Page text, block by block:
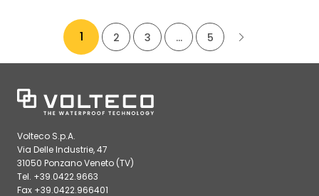
1 2 3 … 5
Volteco S.p.A.
Via Delle Industrie, 47
31050 Ponzano Veneto (TV)
Tel. +39.0422.9663
Fax +39.0422.966401